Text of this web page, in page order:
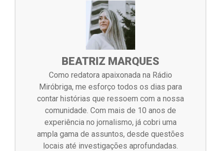
BEATRIZ MARQUES
Como redatora apaixonada na Rádio
Miróbriga, me esforço todos os dias para
contar histórias que ressoem com a nossa
comunidade. Com mais de 10 anos de
experiência no jornalismo, já cobri uma
ampla gama de assuntos, desde questões
locais até investigações aprofundadas.